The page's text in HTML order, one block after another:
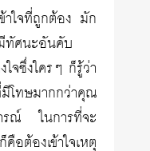
ใจที่ถูกต้อง มัก
ทัศนะอันคับ
จซึ่งใครๆ ก็รู้ว่า
ทษมากกว่าคุณ
ารณ์ ในการที่จะ
ต้องเข้าใจเหตุ